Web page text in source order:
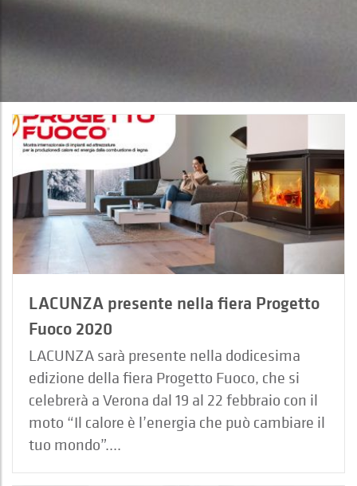
LACUNZA presente nella fiera Progetto
Fuoco 2020
LACUNZA sarà presente nella dodicesima
edizione della fiera Progetto Fuoco, che si
celebrerà a Verona dal 19 al 22 febbraio con il
moto “Il calore è l’energia che può cambiare il
tuo mondo”....